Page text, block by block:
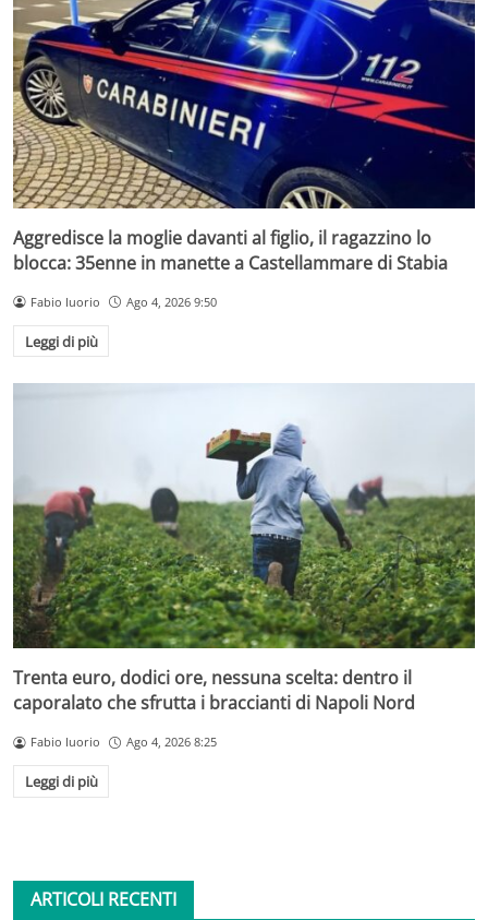
Aggredisce la moglie davanti al figlio, il ragazzino lo
blocca: 35enne in manette a Castellammare di Stabia
Fabio Iuorio Ago 4, 2026 9:50
Leggi di più
Trenta euro, dodici ore, nessuna scelta: dentro il
caporalato che sfrutta i braccianti di Napoli Nord
Fabio Iuorio Ago 4, 2026 8:25
Leggi di più
ARTICOLI RECENTI